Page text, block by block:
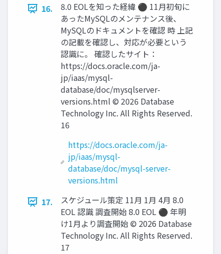
16.
8.0 EOLを知った経緯 ⚫ 11月初旬に
あったMySQLのメンテナンス後、
MySQLのドキュメントを確認 時 上記
の記載を確認し、対応が必要という
認識に。 確認したサイト：
https://docs.oracle.com/ja-
jp/iaas/mysql-
database/doc/mysqlserver-
versions.html © 2026 Database
Technology Inc. All Rights Reserved.
16
https://docs.oracle.com/ja-
jp/iaas/mysql-
database/doc/mysql-server-
versions.html
17.
スケジュール策定 11月 1月 4月 8.0
EOL 認識 調査開始 8.0 EOL ⚫ 年明
け1月より調査開始 © 2026 Database
Technology Inc. All Rights Reserved.
17